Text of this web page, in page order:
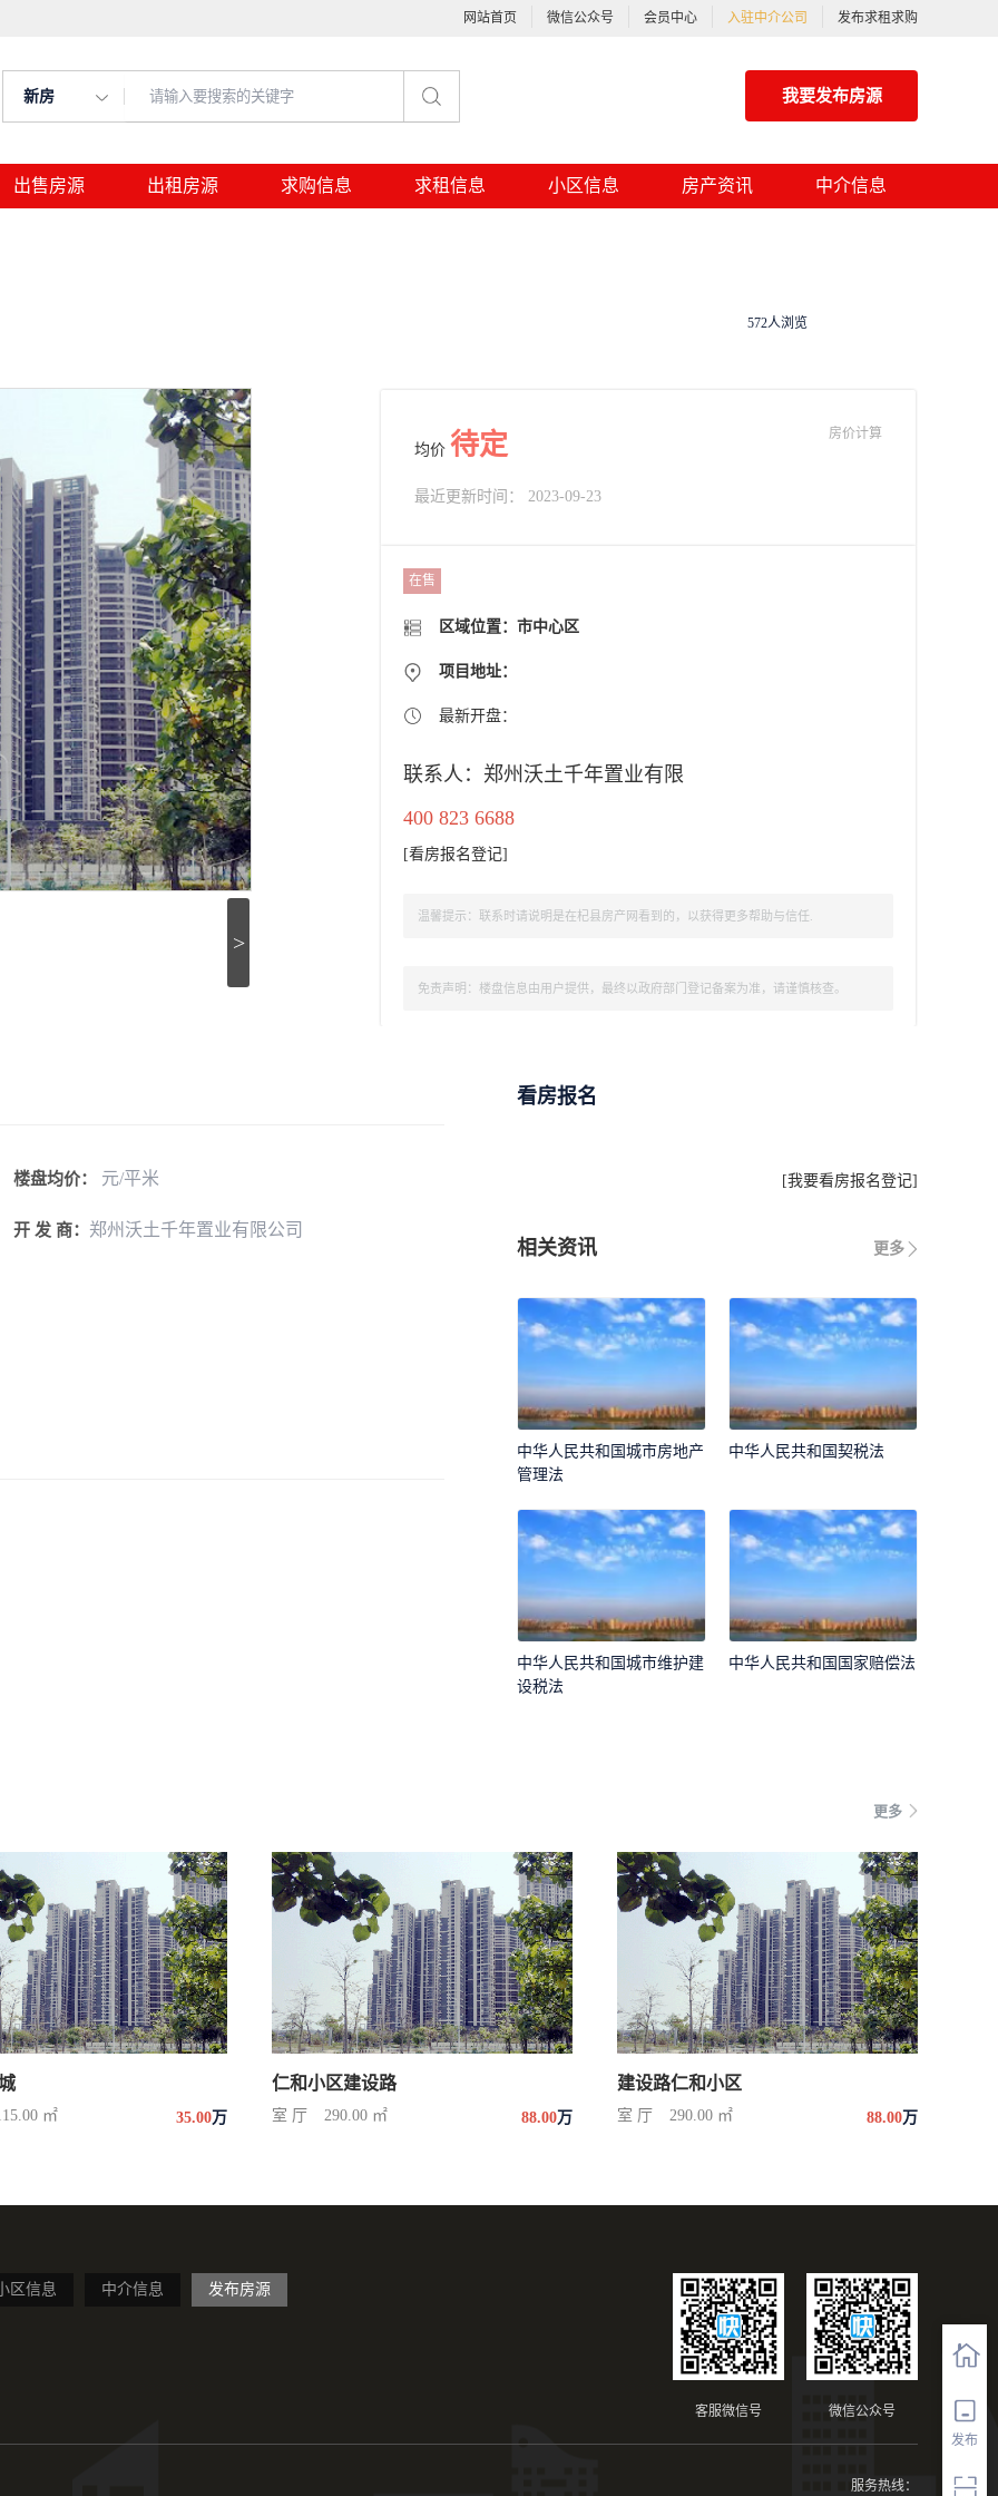
网站首页 微信公众号 会员中心 入驻中介公司 发布求租求购
新房 我要发布房源
出售房源 出租房源 求购信息 求租信息 小区信息 房产资讯 中介信息
发布
572人浏览
>
均价 待定 房价计算
最近更新时间： 2023-09-23
在售
区域位置： 市中心区
项目地址：
最新开盘：
联系人：郑州沃土千年置业有限
400 823 6688
[看房报名登记]
温馨提示：联系时请说明是在杞县房产网看到的，以获得更多帮助与信任.
免责声明：楼盘信息由用户提供，最终以政府部门登记备案为准，请谨慎核查。
楼盘均价： 元/平米
开 发 商： 郑州沃土千年置业有限公司
看房报名
[我要看房报名登记]
更多
相关资讯
中华人民共和国城市房地产
管理法
中华人民共和国契税法
中华人民共和国城市维护建
设税法
中华人民共和国国家赔偿法
更多
㎡ 35.00万
仁和小区建设路
室 厅 290.00 ㎡ 88.00万
建设路仁和小区
室 厅 290.00 ㎡ 88.00万
区信息 中介信息 发布房源
微信公众号
客服微信号
服务热线：